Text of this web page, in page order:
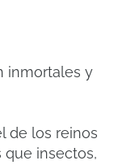
inmortales y
de los reinos
que insectos,